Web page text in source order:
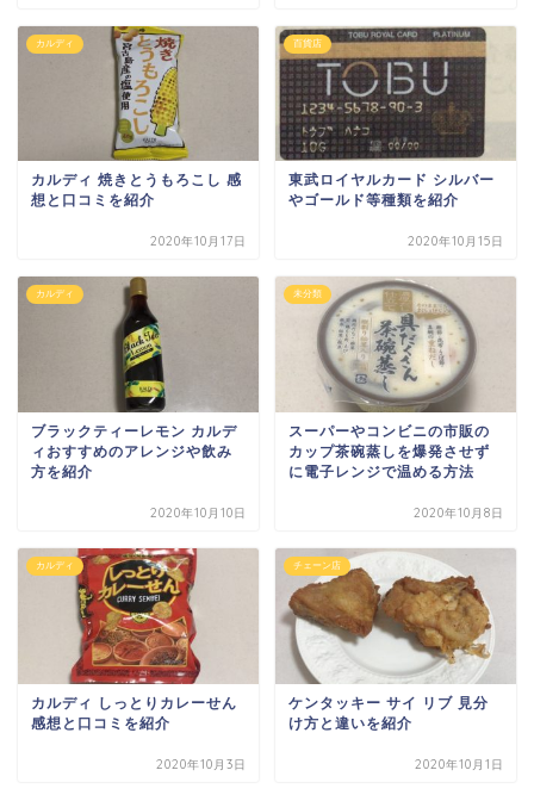
カルディ
カルディ 焼きとうもろこし 感
想と口コミを紹介
2020年10月17日
百貨店
東武ロイヤルカード シルバー
やゴールド等種類を紹介
2020年10月15日
カルディ
ブラックティーレモン カルデ
ィおすすめのアレンジや飲み
方を紹介
2020年10月10日
未分類
スーパーやコンビニの市販の
カップ茶碗蒸しを爆発させず
に電子レンジで温める方法
2020年10月8日
カルディ
カルディ しっとりカレーせん
感想と口コミを紹介
2020年10月3日
チェーン店
ケンタッキー サイ リブ 見分
け方と違いを紹介
2020年10月1日